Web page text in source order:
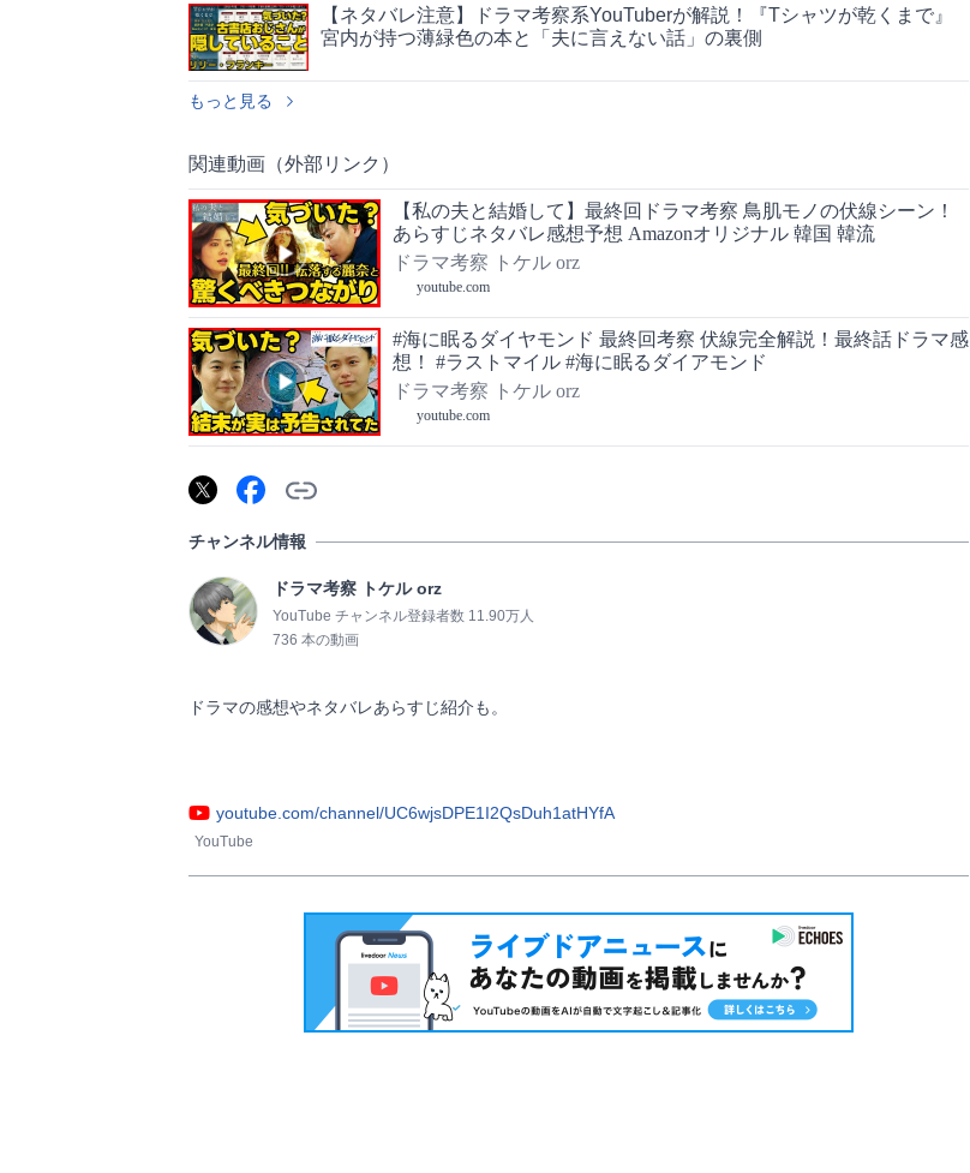
【ネタバレ注意】ドラマ考察系YouTuberが解説！『Tシャツが乾くまで』
宮内が持つ薄緑色の本と「夫に言えない話」の裏側
もっと見る
関連動画（外部リンク）
【私の夫と結婚して】最終回ドラマ考察 鳥肌モノの伏線シーン！
あらすじネタバレ感想予想 Amazonオリジナル 韓国 韓流
ドラマ考察 トケル orz
youtube.com
#海に眠るダイヤモンド 最終回考察 伏線完全解説！最終話ドラマ感
想！ #ラストマイル #海に眠るダイアモンド
ドラマ考察 トケル orz
youtube.com
チャンネル情報
ドラマ考察 トケル orz
YouTube チャンネル登録者数 11.90万人
736 本の動画
ドラマの感想やネタバレあらすじ紹介も。
youtube.com/channel/UC6wjsDPE1I2QsDuh1atHYfA
YouTube